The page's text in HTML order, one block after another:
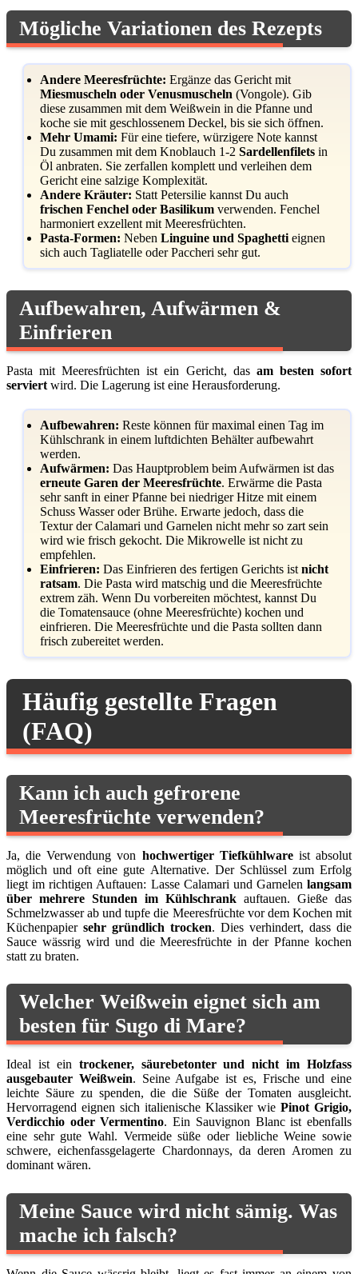
Mögliche Variationen des Rezepts
Andere Meeresfrüchte: Ergänze das Gericht mit
Miesmuscheln oder Venusmuscheln (Vongole). Gib
diese zusammen mit dem Weißwein in die Pfanne und
koche sie mit geschlossenem Deckel, bis sie sich öffnen.
Mehr Umami: Für eine tiefere, würzigere Note kannst
Du zusammen mit dem Knoblauch 1-2 Sardellenfilets in
Öl anbraten. Sie zerfallen komplett und verleihen dem
Gericht eine salzige Komplexität.
Andere Kräuter: Statt Petersilie kannst Du auch
frischen Fenchel oder Basilikum verwenden. Fenchel
harmoniert exzellent mit Meeresfrüchten.
Pasta-Formen: Neben Linguine und Spaghetti eignen
sich auch Tagliatelle oder Paccheri sehr gut.
Aufbewahren, Aufwärmen &
Einfrieren
Pasta mit Meeresfrüchten ist ein Gericht, das am besten sofort
serviert wird. Die Lagerung ist eine Herausforderung.
Aufbewahren: Reste können für maximal einen Tag im
Kühlschrank in einem luftdichten Behälter aufbewahrt
werden.
Aufwärmen: Das Hauptproblem beim Aufwärmen ist das
erneute Garen der Meeresfrüchte. Erwärme die Pasta
sehr sanft in einer Pfanne bei niedriger Hitze mit einem
Schuss Wasser oder Brühe. Erwarte jedoch, dass die
Textur der Calamari und Garnelen nicht mehr so zart sein
wird wie frisch gekocht. Die Mikrowelle ist nicht zu
empfehlen.
Einfrieren: Das Einfrieren des fertigen Gerichts ist nicht
ratsam. Die Pasta wird matschig und die Meeresfrüchte
extrem zäh. Wenn Du vorbereiten möchtest, kannst Du
die Tomatensauce (ohne Meeresfrüchte) kochen und
einfrieren. Die Meeresfrüchte und die Pasta sollten dann
frisch zubereitet werden.
Häufig gestellte Fragen
(FAQ)
Kann ich auch gefrorene
Meeresfrüchte verwenden?
Ja, die Verwendung von hochwertiger Tiefkühlwareist absolut
möglich und oft eine gute Alternative. Der Schlüssel zum Erfolg
liegt im richtigen Auftauen: Lasse Calamari und Garnelen langsam
über mehrere Stunden im Kühlschrank auftauen. Gieße das
Schmelzwasser ab und tupfe die Meeresfrüchte vor dem Kochen mit
Küchenpapier sehr gründlich trocken. Dies verhindert, dass die
Sauce wässrig wird und die Meeresfrüchte in der Pfanne kochen
statt zu braten.
Welcher Weißwein eignet sich am
besten für Sugo di Mare?
Ideal ist ein trockener, säurebetonter und nicht im Holzfass
ausgebauter Weißwein. Seine Aufgabe ist es, Frische und eine
leichte Säure zu spenden, die die Süße der Tomaten ausgleicht.
Hervorragend eignen sich italienische Klassiker wie Pinot Grigio,
Verdicchio oder Vermentino. Ein Sauvignon Blanc ist ebenfalls
eine sehr gute Wahl. Vermeide süße oder liebliche Weine sowie
schwere, eichenfassgelagerte Chardonnays, da deren Aromen zu
dominant wären.
Meine Sauce wird nicht sämig. Was
mache ich falsch?